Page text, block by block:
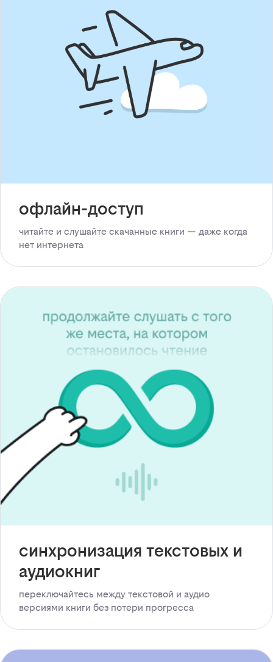
офлайн-доступ
читайте и слушайте скачанные книги — даже когда
нет интернета
синхронизация текстовых и
аудиокниг
переключайтесь между текстовой и аудио
версиями книги без потери прогресса